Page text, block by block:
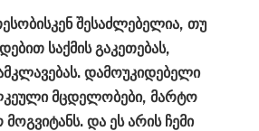
შესაძლებელია, თუ
საქმის გაკეთებას,
დამოუკიდებელი
მცდელობები, მარტო
და ეს არის ჩემი